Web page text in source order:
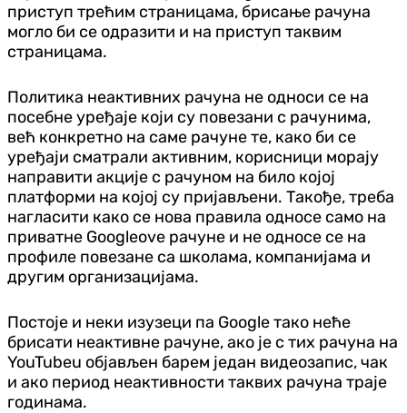
приступ трећим страницама, брисање рачуна
могло би се одразити и на приступ таквим
страницама.
Политика неактивних рачуна не односи се на
посебне уређаје који су повезани с рачунима,
већ конкретно на саме рачуне те, како би се
уређаји сматрали активним, корисници морају
направити акције с рачуном на било којој
платформи на којој су пријављени. Такође, треба
нагласити како се нова правила односе само на
приватне Googleove рачуне и не односе се на
профиле повезане са школама, компанијама и
другим организацијама.
Постоје и неки изузеци па Google тако неће
брисати неактивне рачуне, ако је с тих рачуна на
YouTubeu објављен барем један видеозапис, чак
и ако период неактивности таквих рачуна траје
годинама.